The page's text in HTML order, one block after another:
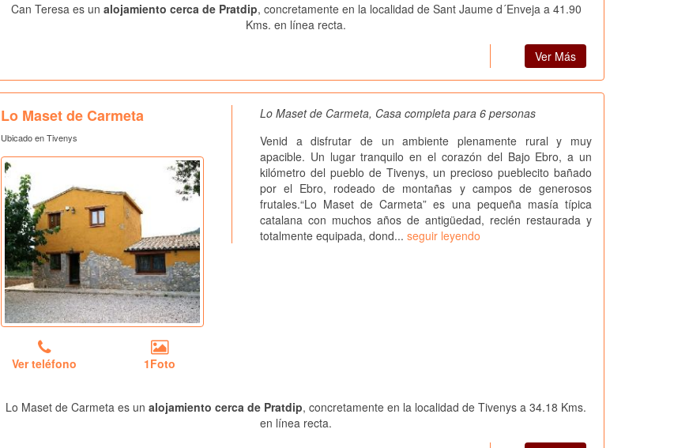
Can Teresa es un alojamiento cerca de Pratdip, concretamente en la localidad de Sant Jaume d´Enveja a 41.90
Kms. en línea recta.
Ver Más
Lo Maset de Carmeta
Ubicado en Tivenys
Ver teléfono 1Foto
Lo Maset de Carmeta, Casa completa para 6 personas
Venid a disfrutar de un ambiente plenamente rural y muy
apacible. Un lugar tranquilo en el corazón del Bajo Ebro, a un
kilómetro del pueblo de Tivenys, un precioso pueblecito bañado
por el Ebro, rodeado de montañas y campos de generosos
frutales.“Lo Maset de Carmeta” es una pequeña masía típica
catalana con muchos años de antigüedad, recién restaurada y
totalmente equipada, dond... seguir leyendo
Lo Maset de Carmeta es unalojamiento cerca de Pratdip, concretamente en la localidad de Tivenys a 34.18 Kms.
en línea recta.